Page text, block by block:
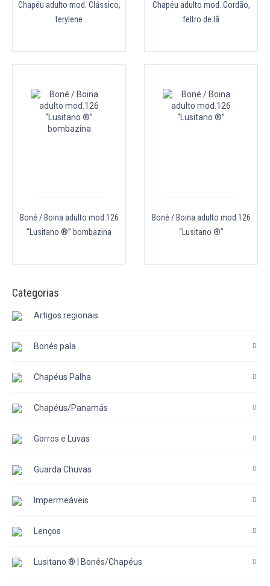
Chapéu adulto mod. Clássico,
terylene
Chapéu adulto mod. Cordão,
feltro de lã
Boné / Boina adulto mod.126
“Lusitano ®” bombazina
Boné / Boina adulto mod.126
“Lusitano ®”
Categorias
Artigos regionais
Bonés pala
Chapéus Palha
Chapéus/Panamás
Gorros e Luvas
Guarda Chuvas
Impermeáveis
Lenços
Lusitano ® | Bonés/Chapéus